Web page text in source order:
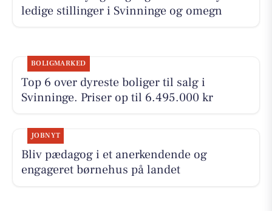
ledige stillinger i Svinninge og omegn
BOLIGMARKED
Top 6 over dyreste boliger til salg i
Svinninge. Priser op til 6.495.000 kr
JOBNYT
Bliv pædagog i et anerkendende og
engageret børnehus på landet